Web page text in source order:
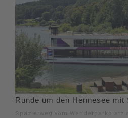
Runde um den Hennesee mit
Spazierweg vom Wanderparkplatz